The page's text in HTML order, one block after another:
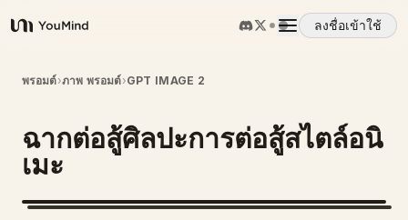
YouMind
ลงชื่อเข้าใช้
ภาพรวม
กรณีการใช้งาน
ทักษะ
พรอมต์›ภาพ พรอมต์›GPT IMAGE 2
ฉากต่อสู้ศิลปะการต่อสู้สไตล์อนิ
เมะ